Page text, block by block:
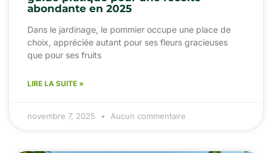
abondante en 2025
Dans le jardinage, le pommier occupe une place de
choix, appréciée autant pour ses fleurs gracieuses
que pour ses fruits
LIRE LA SUITE »
novembre 7, 2025 Aucun commentaire